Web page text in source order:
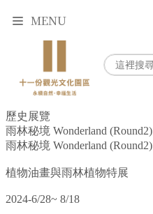
MENU
歷史展覽
雨林秘境 Wonderland (Round2)
雨林秘境 Wonderland (Round2)
植物油畫與雨林植物特展
2024-6/28~ 8/18